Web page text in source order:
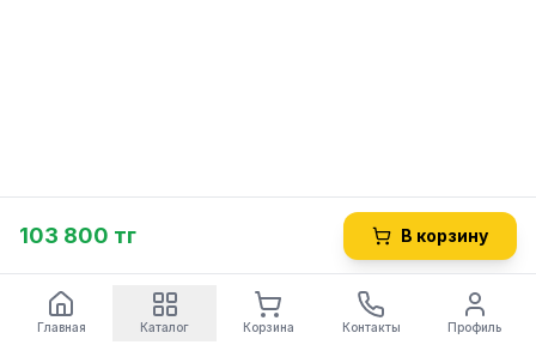
103 800 тг В корзину
Главная Каталог Корзина Контакты Профиль